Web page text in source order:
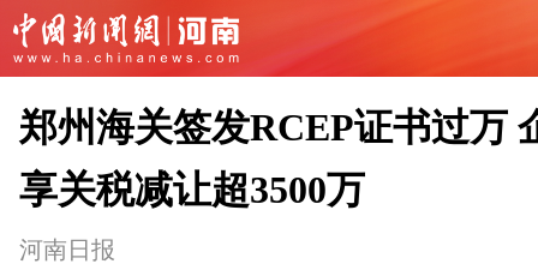
郑州海关签发RCEP证书过万
享关税减让超3500万
河南日报